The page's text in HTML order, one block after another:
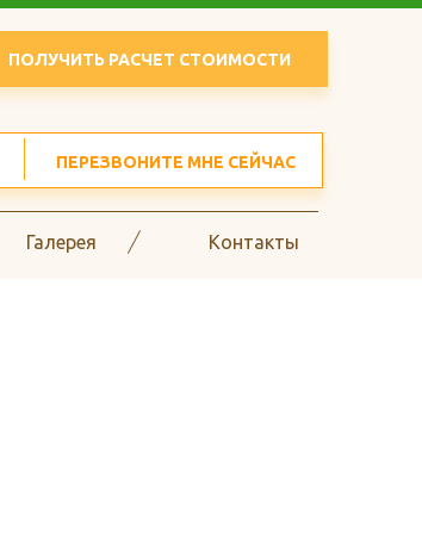
ПОЛУЧИТЬ РАСЧЕТ СТОИМОСТИ
ПЕРЕЗВОНИТЕ МНЕ СЕЙЧАС
Галерея Контакты